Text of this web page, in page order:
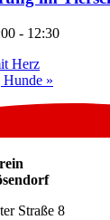
- 12:30
Herz
Hunde »
Straße 8